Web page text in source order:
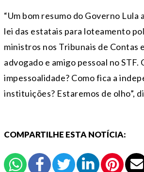
“Um bom resumo do Governo Lula
lei das estatais para loteamento
ministros nos Tribunais de Contas
advogado e amigo pessoal no STF.
impessoalidade? Como fica a
instituições? Estaremos de olho”,
COMPARTILHE ESTA NOTÍCIA: